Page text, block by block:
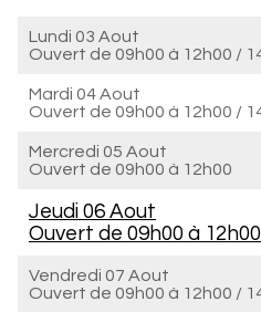
Lundi 03 Aout
Ouvert de 09h00 à 12h00 /
Mardi 04 Aout
Ouvert de 09h00 à 12h00 /
Mercredi 05 Aout
Ouvert de 09h00 à 12h00
Jeudi 06 Aout
Ouvert de 09h00 à 12h00
Vendredi 07 Aout
Ouvert de 09h00 à 12h00 /